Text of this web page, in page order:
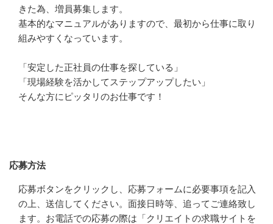
きた為、増員募集します。
基本的なマニュアルがありますので、最初から仕事に取り
組みやすくなっています。
「安定した正社員の仕事を探している」
「現場経験を活かしてステップアップしたい」
そんな方にピッタリのお仕事です！
応募方法
応募ボタンをクリックし、応募フォームに必要事項を記入
の上、送信してください。面接日時等、追ってご連絡致し
ます。お電話での応募の際は「クリエイトの求職サイトを